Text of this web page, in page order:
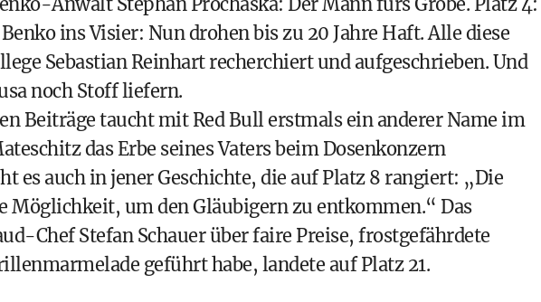
ins Visier: Nun drohen bis zu 20 Jahre Haft. Alle diese
Sebastian Reinhart recherchiert und aufgeschrieben. Und
noch Stoff liefern.
Beiträge taucht mit Red Bull erstmals ein anderer Name im
das Erbe seines Vaters beim Dosenkonzern
es auch in jener Geschichte, die auf Platz 8 rangiert: „Die
Möglichkeit, um den Gläubigern zu entkommen.“ Das
Chef Stefan Schauerüber faire Preise, frostgefährdete
geführt habe, landete auf Platz 21.